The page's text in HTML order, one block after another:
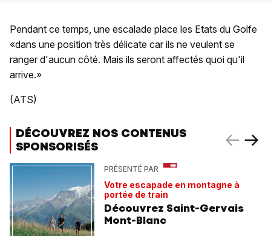
Pendant ce temps, une escalade place les Etats du Golfe
«dans une position très délicate car ils ne veulent se
ranger d'aucun côté. Mais ils seront affectés quoi qu'il
arrive.»
(ATS)
DÉCOUVREZ NOS CONTENUS
SPONSORISÉS
PRÉSENTÉ PAR
Votre escapade en montagne à
portée de train
Découvrez Saint-Gervais
Mont-Blanc